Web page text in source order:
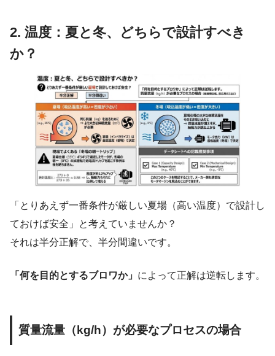
2. 温度：夏と冬、どちらで設計すべき
か？
「とりあえず一番条件が厳しい夏場（高い温度）で設計し
ておけば安全」と考えていませんか？
それは半分正解で、半分間違いです。
「何を目的とするブロワか」 によって正解は逆転します。
質量流量（kg/h）が必要なプロセスの場合